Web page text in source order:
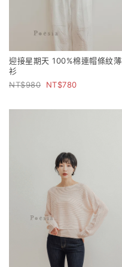
迎接星期天 100%棉連帽條紋
衫
980
780